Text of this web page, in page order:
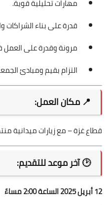
مهارات تحليلية قوية.
قدرة على بناء الشراكات
مرونة وقدرة على
التزام بقيم ومبادئ
📍 مكان العمل:
قطاع غزة – مع زيارات ميدانية
🕑آخر موعد للتقديم:
12 أبريل 2025 الساعة 2:00 مساءً